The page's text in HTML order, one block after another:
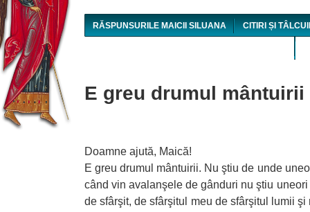
RĂSPUNSURILE MAICII SILUANA CITIRI ȘI
E greu drumul mântuirii
Doamne ajută, Maică!
E greu drumul mântuirii. Nu ştiu de unde
când vin avalanşele de gânduri nu ştiu
de sfârşit, de sfârşitul meu de sfârşitul lumii